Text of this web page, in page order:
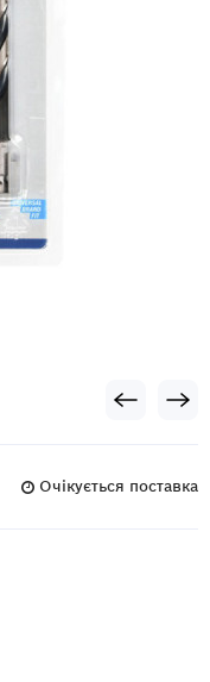
Очікується поставка